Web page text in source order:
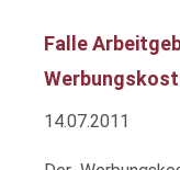
Falle
14.07.2011